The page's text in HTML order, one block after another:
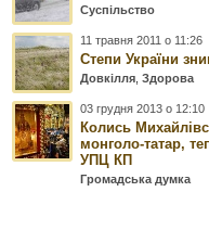
Суспільство
11 травня 2011 о 11:26
Степи України
Довкілля ,Здорова
03 грудня 2013 о 12:10
Колись
монголо-татар,
УПЦ КП
Громадська думка